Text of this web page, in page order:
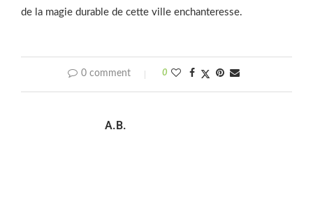
de la magie durable de cette ville enchanteresse.
0 comment 0
A.B.